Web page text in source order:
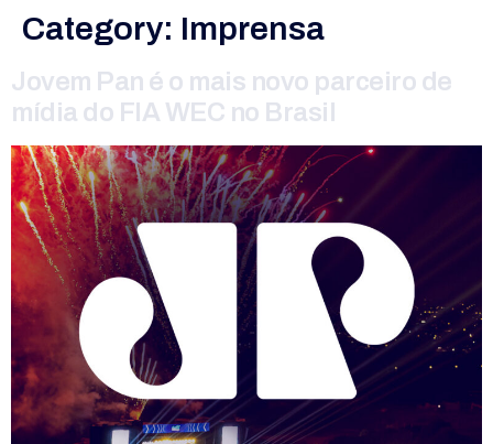
Category: Imprensa
Jovem Pan é o mais novo parceiro de
mídia do FIA WEC no Brasil